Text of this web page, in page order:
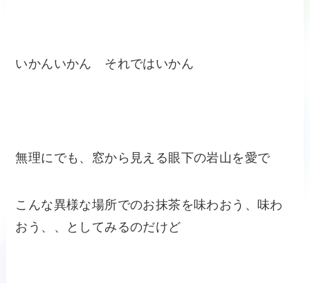
いかんいかん それではいかん
無理にでも、窓から見える眼下の岩山を愛で
こんな異様な場所でのお抹茶を味わおう、味わ
おう、、としてみるのだけど